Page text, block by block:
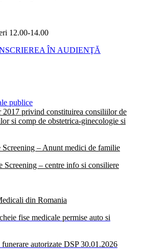
12.00-14.00
ÎN AUDIENŢĂ
publice
privind constituirea consiliilor de
si comp de obstetrica-ginecologie si
– Anunt medici de familie
Screening – centre info si consiliere
din Romania
fise medicale permise auto si
autorizate DSP 30.01.2026